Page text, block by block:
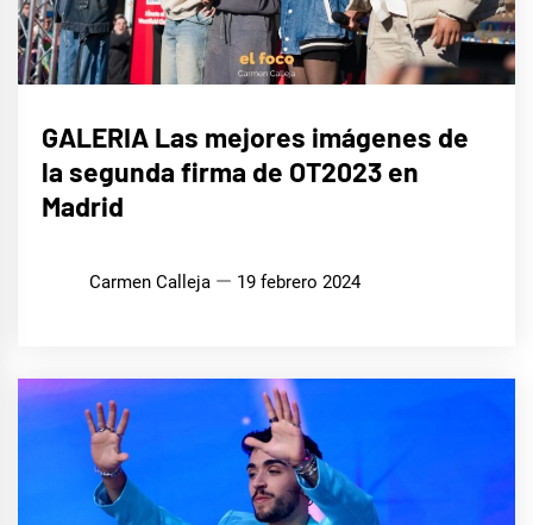
GALERIA Las mejores imágenes de
la segunda firma de OT2023 en
Madrid
Carmen Calleja 19 febrero 2024